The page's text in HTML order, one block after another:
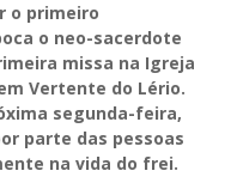
o primeiro
o neo-sacerdote
missa na Igreja
Vertente do Lério.
segunda-feira,
parte das pessoas
na vida do frei.